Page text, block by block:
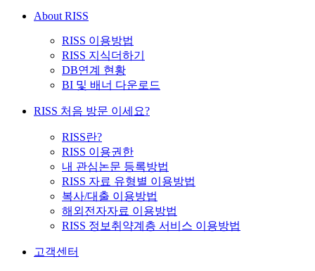
About RISS
RISS 이용방법
RISS 지식더하기
DB연계 현황
BI 및 배너 다운로드
RISS 처음 방문 이세요?
RISS란?
RISS 이용권한
내 관심논문 등록방법
RISS 자료 유형별 이용방법
복사/대출 이용방법
해외전자자료 이용방법
RISS 정보취약계층 서비스 이용방법
고객센터